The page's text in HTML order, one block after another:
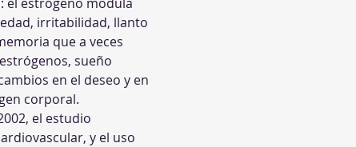
irritabilidad, llanto
que a veces
sueño
en el deseo y en
corporal.
el estudio
y el uso